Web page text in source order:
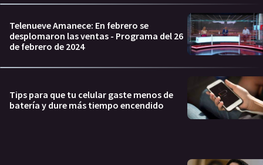
Telenueve Amanece: En febrero se
desplomaron las ventas - Programa del 26
de febrero de 2024
Tips para que tu celular gaste menos de
batería y dure más tiempo encendido